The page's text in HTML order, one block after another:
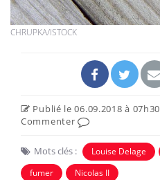
CHRUPKA/ISTOCK
Publié le 06.09.2018 à 07h30
Commenter
Mots clés : Louise Delage
fumer
Nicolas II